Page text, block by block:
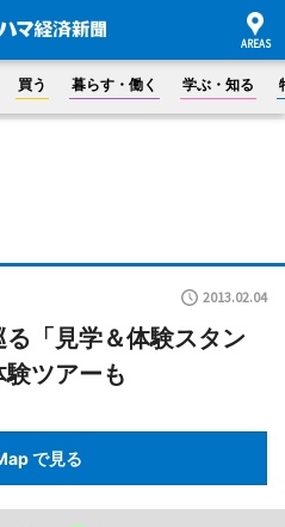
買う 暮らす・働く 学ぶ・知る
2013.02.04
「見学＆体験スタン
ツアーも
で見る